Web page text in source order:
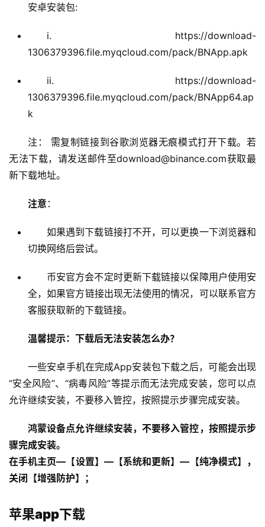
安卓安装包:
i. https://download-
1306379396.file.myqcloud.com/pack/BNApp.apk
ii. https://download-
1306379396.file.myqcloud.com/pack/BNApp64.ap
k
注： 需复制链接到谷歌浏览器无痕模式打开下载。若
无法下载，请发送邮件至download@binance.com获取最
新下载地址。
注意 ：
如果遇到下载链接打不开，可以更换一下浏览器和
切换网络后尝试。
币安官方会不定时更新下载链接以保障用户使用安
全，如果官方链接出现无法使用的情况，可以联系官方
客服获取新的下载链接。
温馨提示：下载后无法安装怎么办？
一些安卓手机在完成App安装包下载之后，可能会出现
“安全风险”、“病毒风险”等提示而无法完成安装，您可以点
允许继续安装，不要移入管控，按照提示步骤完成安装。
鸿蒙设备点允许继续安装，不要移入管控，按照提示步
骤完成安装。
在手机主页—【设置】—【系统和更新】—【纯净模式】，
关闭【增强防护】；
苹果app下载